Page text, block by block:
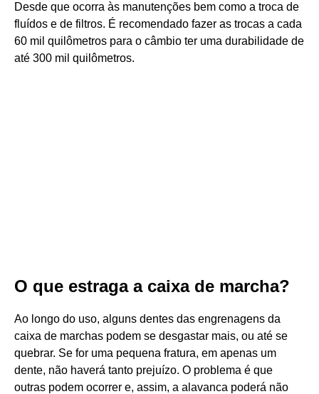
Desde que ocorra às manutenções bem como a troca de
fluídos e de filtros. É recomendado fazer as trocas a cada
60 mil quilômetros para o câmbio ter uma durabilidade de
até 300 mil quilômetros.
O que estraga a caixa de marcha?
Ao longo do uso, alguns dentes das engrenagens da
caixa de marchas podem se desgastar mais, ou até se
quebrar. Se for uma pequena fratura, em apenas um
dente, não haverá tanto prejuízo. O problema é que
outras podem ocorrer e, assim, a alavanca poderá não